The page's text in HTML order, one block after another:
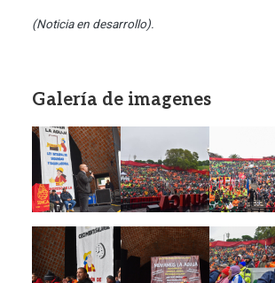
(Noticia en desarrollo).
Galería de imagenes
Imagen
Imagen
Imagen Imagen Imagen